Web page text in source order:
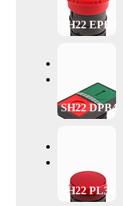
SH22 EPB40
SH22 DPB47
SH22 PL30